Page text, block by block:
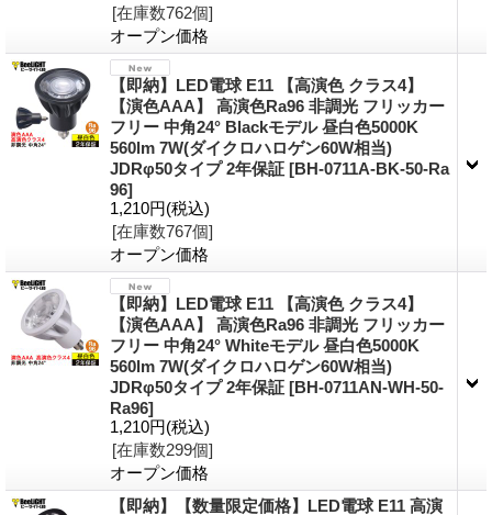
[在庫数762個]
オープン価格
【即納】LED電球 E11 【高演色 クラス4】
【演色AAA】 高演色Ra96 非調光 フリッカー
フリー 中角24° Blackモデル 昼白色5000K
560lm 7W(ダイクロハロゲン60W相当)
JDRφ50タイプ 2年保証 [BH-0711A-BK-50-Ra
96]
1,210円(税込)
[在庫数767個]
オープン価格
【即納】LED電球 E11 【高演色 クラス4】
【演色AAA】 高演色Ra96 非調光 フリッカー
フリー 中角24° Whiteモデル 昼白色5000K
560lm 7W(ダイクロハロゲン60W相当)
JDRφ50タイプ 2年保証 [BH-0711AN-WH-50-
Ra96]
1,210円(税込)
[在庫数299個]
オープン価格
【即納】【数量限定価格】LED電球 E11 高演